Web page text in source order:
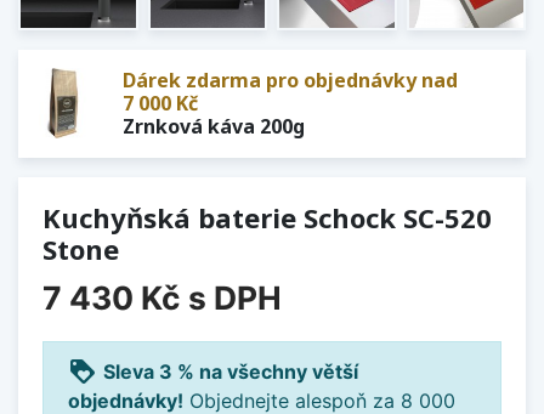
Dárek zdarma pro objednávky nad
7 000 Kč
Zrnková káva 200g
Kuchyňská baterie Schock SC-520
Stone
7 430 Kč s DPH
loyalty Sleva 3 % na všechny větší
objednávky! Objednejte alespoň za 8 000